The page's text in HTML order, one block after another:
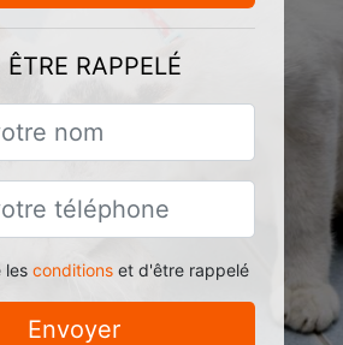
ÊTRE RAPPELÉ
les conditionset d'être rappelé
Envoyer